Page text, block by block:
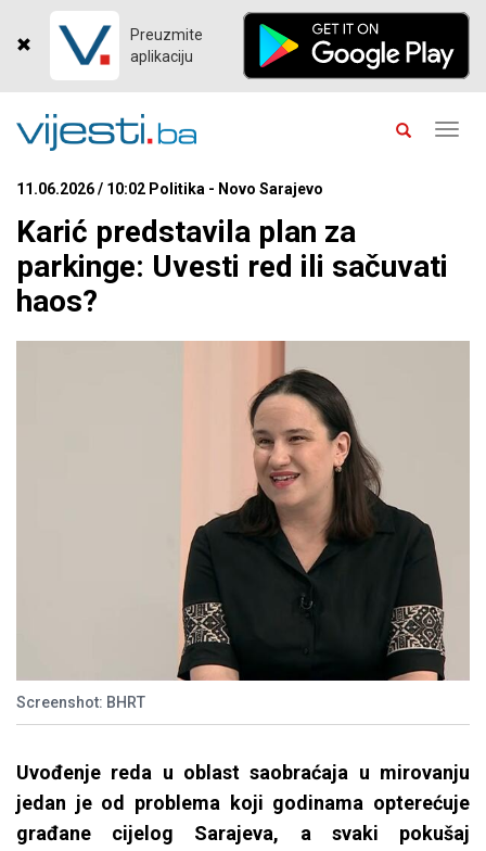
Preuzmite
aplikaciju
11.06.2026 / 10:02 Politika - Novo Sarajevo
Karić predstavila plan za
parkinge: Uvesti red ili sačuvati
haos?
Screenshot: BHRT
Uvođenje reda u oblast saobraćaja u mirovanju
jedan je od problema koji godinama opterećuje
građane cijelog Sarajeva, a svaki pokušaj